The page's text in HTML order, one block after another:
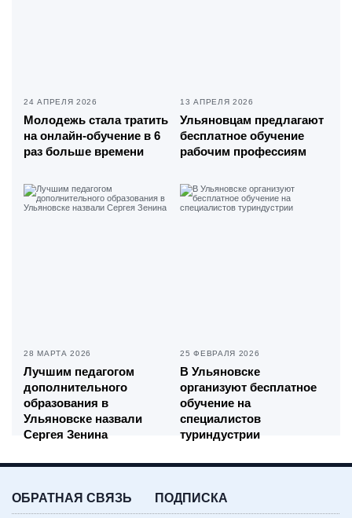
24 АПРЕЛЯ 2026
Молодежь стала тратить
на онлайн-обучение в 6
раз больше времени
13 АПРЕЛЯ 2026
Ульяновцам предлагают
бесплатное обучение
рабочим профессиям
28 МАРТА 2026
Лучшим педагогом
дополнительного
образования в
Ульяновске назвали
Сергея Зенина
25 ФЕВРАЛЯ 2026
В Ульяновске
организуют бесплатное
обучение на
специалистов
туриндустрии
ОБРАТНАЯ СВЯЗЬ ПОДПИСКА